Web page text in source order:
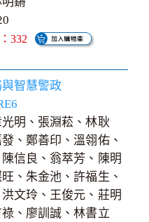
332
智慧警政
明、張淵菘、林耿
、鄭善印、溫翎佑、
信良、翁萃芳、陳明
、朱金池、許福生、
文玲、王俊元、莊明
、廖訓誠、林書立